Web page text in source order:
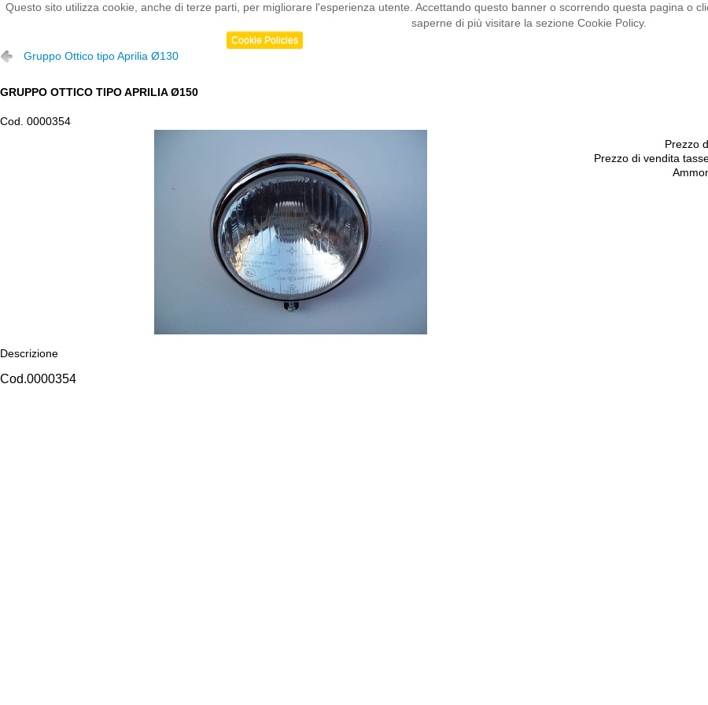
Questo sito utilizza cookie, anche di terze parti, per migliorare l'esperienza utente. Accettando questo banner o scorrendo questa pagina o
saperne di più visitare la sezione Cookie Policy.
Cookie Policies
Gruppo Ottico tipo Aprilia Ø130
GRUPPO OTTICO TIPO APRILIA Ø150
Cod. 0000354
Prezzo
Prezzo di vendita
Descrizione
Cod.0000354